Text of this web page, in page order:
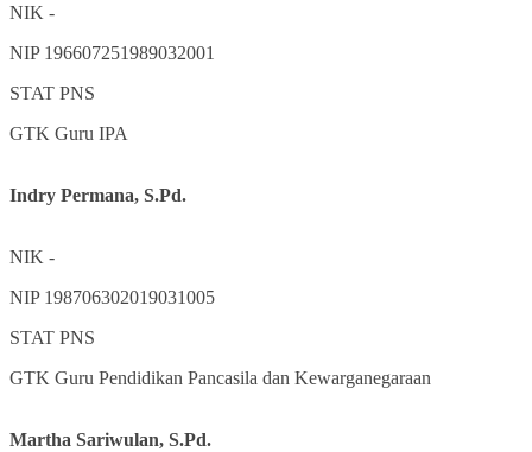
NIK -
NIP 196607251989032001
STAT PNS
GTK Guru IPA
Indry Permana, S.Pd.
NIK -
NIP 198706302019031005
STAT PNS
GTK Guru Pendidikan Pancasila dan Kewarganegaraan
Martha Sariwulan, S.Pd.